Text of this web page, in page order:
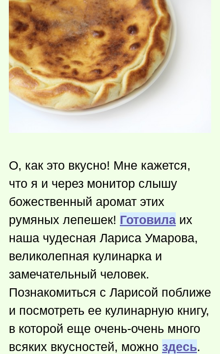
О, как это вкусно! Мне кажется,
что я и через монитор слышу
божественный аромат этих
румяных лепешек! Готовила их
наша чудесная Лариса Умарова,
великолепная кулинарка и
замечательный человек.
Познакомиться с Ларисой поближе
и посмотреть ее кулинарную книгу,
в которой еще очень-очень много
всяких вкусностей, можно здесь.